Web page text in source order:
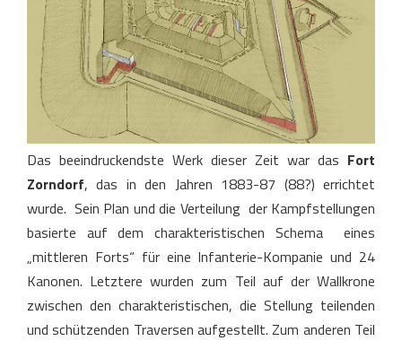
Das beeindruckendste Werk dieser Zeit war das Fort
Zorndorf, das in den Jahren 1883-87 (88?) errichtet
wurde. Sein Plan und die Verteilung der Kampfstellungen
basierte auf dem charakteristischen Schema eines
„mittleren Forts“ für eine Infanterie-Kompanie und 24
Kanonen. Letztere wurden zum Teil auf der Wallkrone
zwischen den charakteristischen, die Stellung teilenden
und schützenden Traversen aufgestellt. Zum anderen Teil